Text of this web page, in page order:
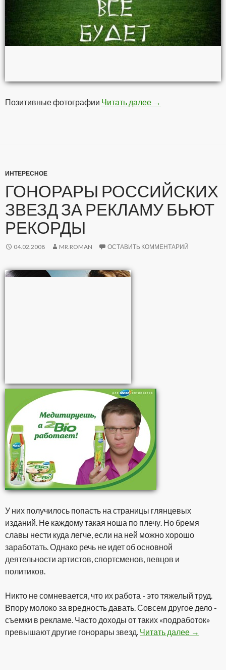
Позитивные фотографии Читать далее Позитивчег
→
ИНТЕРЕСНОЕ
ГОНОРАРЫ РОССИЙСКИХ
ЗВЕЗД ЗА РЕКЛАМУ БЬЮТ
РЕКОРДЫ
04.02.2008 MR.ROMAN ОСТАВИТЬ КОММЕНТАРИЙ
У них получилось попасть на страницы глянцевых
изданий. Не каждому такая ноша по плечу. Но бремя
славы нести куда легче, если на ней можно хорошо
заработать. Однако речь не идет об основной
деятельности артистов, спортсменов, певцов и
политиков.
Никто не сомневается, что их работа - это тяжелый труд.
Впору молоко за вредность давать. Совсем другое дело -
съемки в рекламе. Часто доходы от таких «подработок»
превышают другие гонорары звезд. Читать далее →